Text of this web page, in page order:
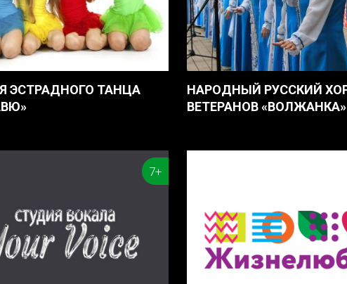
ЭСТРАДНОГО ТАНЦА
НАРОДНЫЙ РУССКИЙ
ВЕТЕРАНОВ «ВОЛЖАНКА»
7+